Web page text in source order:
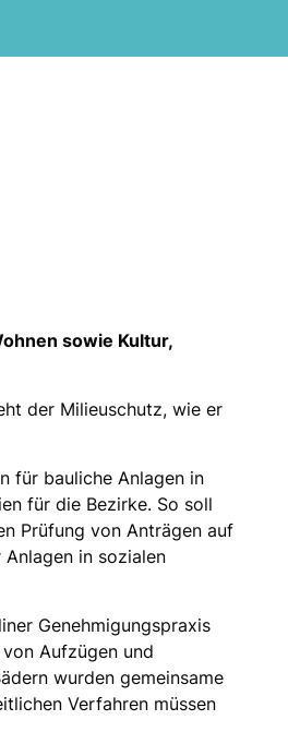
sowie Kultur,
der Milieuschutz, wie er
für bauliche Anlagen in
für die Bezirke. So soll
Prüfung von Anträgen auf
in sozialen
Genehmigungspraxis
Aufzügen und
wurden gemeinsame
Verfahren müssen